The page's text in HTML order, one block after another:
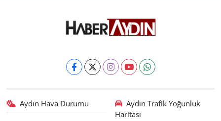
Aydın Hava Durumu
Aydın Trafik Yoğunluk
Haritası